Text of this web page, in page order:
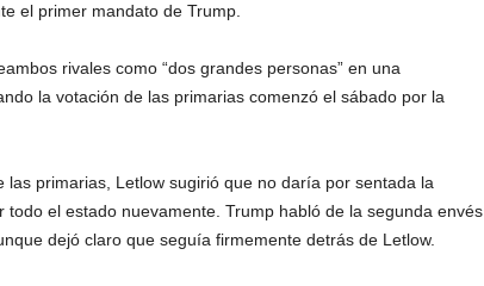
el primer mandato de Trump.
rivales como “dos grandes personas” en una
la votación de las primarias comenzó el sábado por la
las primarias, Letlow sugirió que no daría por sentada la
el estado nuevamente. Trump habló de la segunda envés
dejó claro que seguía firmemente detrás de Letlow.